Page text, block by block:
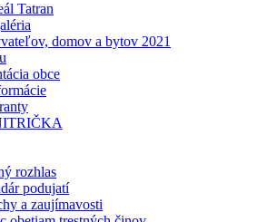
Tatran
domov a bytov 2021
obce
rozhlas
podujatí
a zaujímavosti